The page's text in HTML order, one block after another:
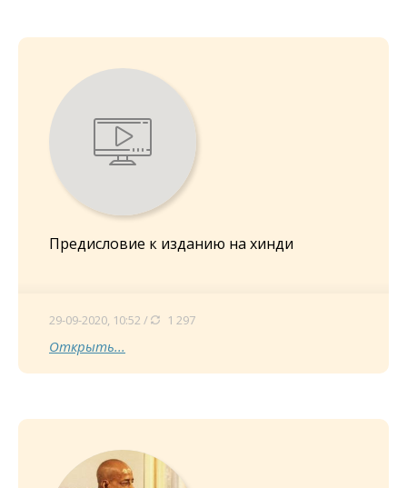
Предисловие к изданию на хинди
29-09-2020, 10:52 / 1 297
Открыть...